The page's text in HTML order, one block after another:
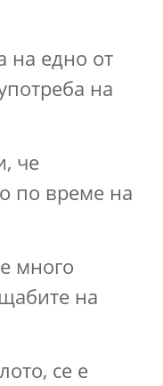
на едно от
на
че
по време на
много
на
се е